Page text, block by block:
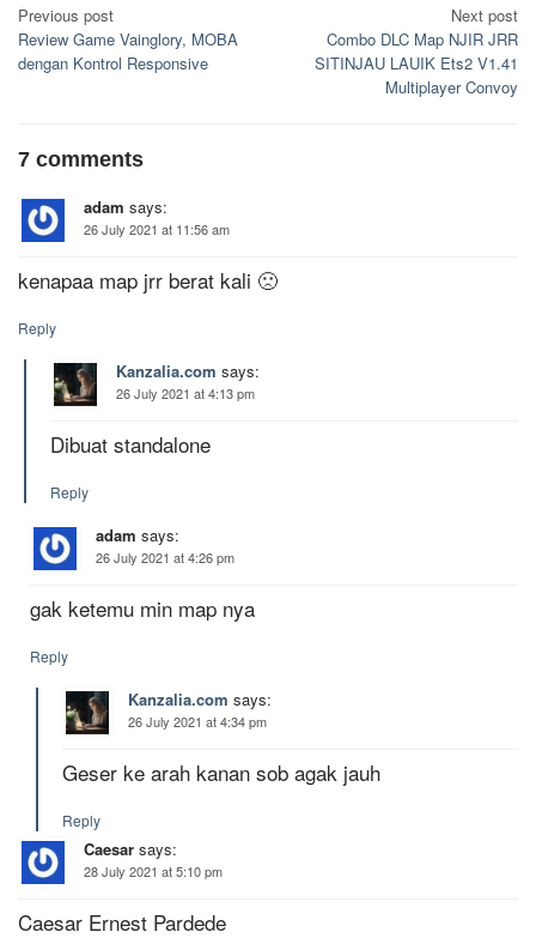
Post
navigation
Previous post
Review Game Vainglory, MOBA
dengan Kontrol Responsive
Next post
Combo DLC Map NJIR JRR
SITINJAU LAUIK Ets2 V1.41
Multiplayer Convoy
7 comments
adam says:
26 July 2021 at 11:56 am
kenapaa map jrr berat kali 🙁
Reply
Kanzalia.com says:
26 July 2021 at 4:13 pm
Dibuat standalone
Reply
adam says:
26 July 2021 at 4:26 pm
gak ketemu min map nya
Reply
Kanzalia.com says:
26 July 2021 at 4:34 pm
Geser ke arah kanan sob agak jauh
Reply
Caesar says:
28 July 2021 at 5:10 pm
Caesar Ernest Pardede